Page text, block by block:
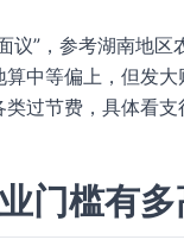
议”，参考湖南地区
中等偏上，但发
过节费，具体看支
门槛有